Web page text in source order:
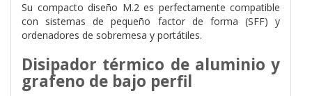
Su compacto diseño M.2 es perfectamente compatible
con sistemas de pequeño factor de forma (SFF) y
ordenadores de sobremesa y portátiles.
Disipador térmico de aluminio y
grafeno de bajo perfil